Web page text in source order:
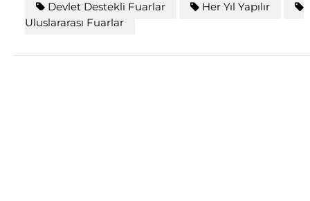
Devlet Destekli Fuarlar
Her Yıl Yapılır
Uluslararası Fuarlar